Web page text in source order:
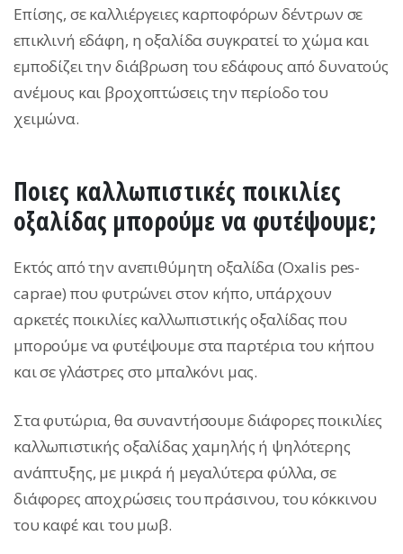
Επίσης, σε καλλιέργειες καρποφόρων δέντρων σε
επικλινή εδάφη, η οξαλίδα συγκρατεί το χώμα και
εμποδίζει την διάβρωση του εδάφους από δυνατούς
ανέμους και βροχοπτώσεις την περίοδο του
χειμώνα.
Ποιες καλλωπιστικές ποικιλίες
οξαλίδας μπορούμε να φυτέψουμε;
Εκτός από την ανεπιθύμητη οξαλίδα (Oxalis pes-
caprae) που φυτρώνει στον κήπο, υπάρχουν
αρκετές ποικιλίες καλλωπιστικής οξαλίδας που
μπορούμε να φυτέψουμε στα παρτέρια του κήπου
και σε γλάστρες στο μπαλκόνι μας.
Στα φυτώρια, θα συναντήσουμε διάφορες ποικιλίες
καλλωπιστικής οξαλίδας χαμηλής ή ψηλότερης
ανάπτυξης, με μικρά ή μεγαλύτερα φύλλα, σε
διάφορες αποχρώσεις του πράσινου, του κόκκινου
του καφέ και του μωβ.